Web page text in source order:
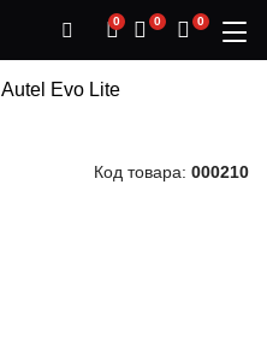
0 0 0
Autel Evo Lite
Код товара: 000210